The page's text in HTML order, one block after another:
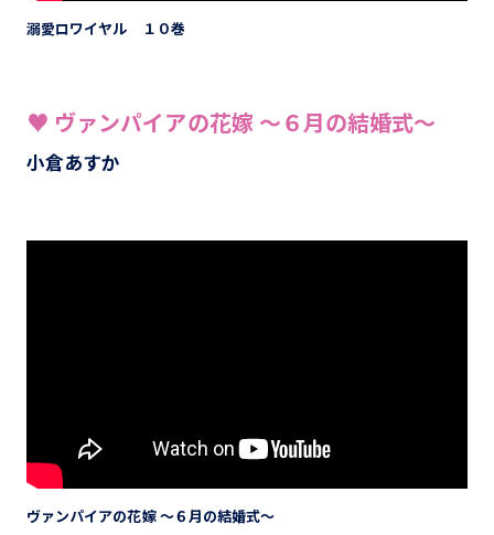
溺愛ロワイヤル １０巻
♥ ヴァンパイアの花嫁 ～６月の結婚式～
小倉あすか
ヴァンパイアの花嫁 ～６月の結婚式～